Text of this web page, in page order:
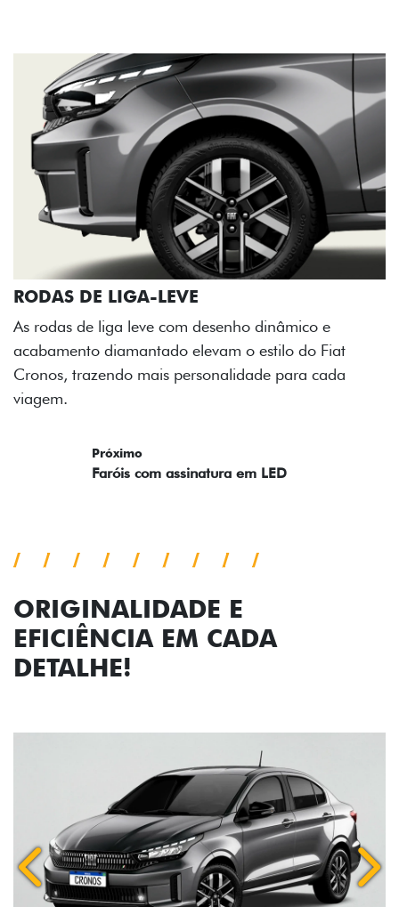
RODAS DE LIGA-LEVE
As rodas de liga leve com desenho dinâmico e
acabamento diamantado elevam o estilo do Fiat
Cronos, trazendo mais personalidade para cada
viagem.
Próximo
Faróis com assinatura em LED
ORIGINALIDADE E
EFICIÊNCIA EM CADA
DETALHE!
Anterior